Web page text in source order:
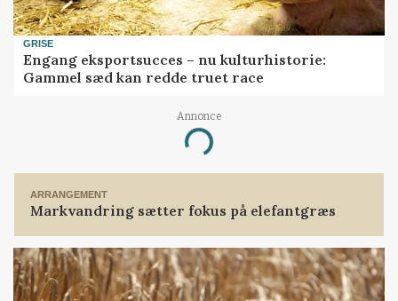
GRISE
Engang eksportsucces – nu kulturhistorie:
Gammel sæd kan redde truet race
Annonce
Loading...
ARRANGEMENT
Markvandring sætter fokus på elefantgræs